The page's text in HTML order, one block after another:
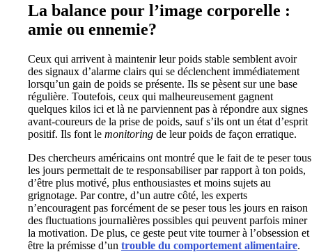
La balance pour l’image corporelle :
amie ou ennemie?
Ceux qui arrivent à maintenir leur poids stable semblent avoir
des signaux d’alarme clairs qui se déclenchent immédiatement
lorsqu’un gain de poids se présente. Ils se pèsent sur une base
régulière. Toutefois, ceux qui malheureusement gagnent
quelques kilos ici et là ne parviennent pas à répondre aux signes
avant-coureurs de la prise de poids, sauf s’ils ont un état d’esprit
positif. Ils font le monitoring de leur poids de façon erratique.
Des chercheurs américains ont montré que le fait de te peser tous
les jours permettait de te responsabiliser par rapport à ton poids,
d’être plus motivé, plus enthousiastes et moins sujets au
grignotage. Par contre, d’un autre côté, les experts
n’encouragent pas forcément de se peser tous les jours en raison
des fluctuations journalières possibles qui peuvent parfois miner
la motivation. De plus, ce geste peut vite tourner à l’obsession et
être la prémisse d’un trouble du comportement alimentaire.